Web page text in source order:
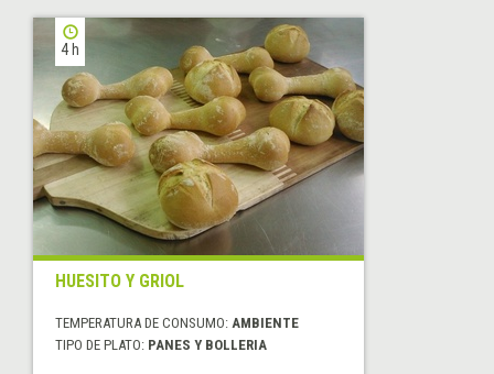
4 h
HUESITO Y GRIOL
TEMPERATURA DE CONSUMO: AMBIENTE
TIPO DE PLATO: PANES Y BOLLERIA